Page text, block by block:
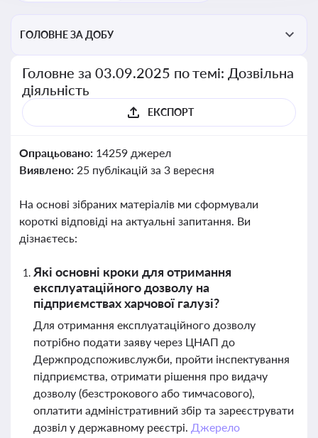
ГОЛОВНЕ ЗА ДОБУ
Головне за 03.09.2025 по темі: Дозвільна
діяльність
ЕКСПОРТ
Опрацьовано: 14259 джерел
Виявлено: 25 публікацій за 3 вересня
На основі зібраних матеріалів ми сформували
короткі відповіді на актуальні запитання. Ви
дізнаєтесь:
Які основні кроки для отримання
експлуатаційного дозволу на
підприємствах харчової галузі?
Для отримання експлуатаційного дозволу
потрібно подати заяву через ЦНАП до
Держпродспоживслужби, пройти інспектування
підприємства, отримати рішення про видачу
дозволу (безстрокового або тимчасового),
оплатити адміністративний збір та зареєструвати
дозвіл у державному реєстрі. Джерело